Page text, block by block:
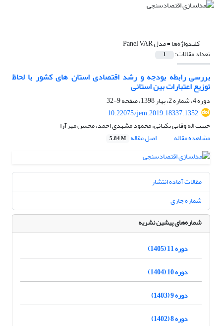
کلیدواژه‌ها =مدل Panel VAR
تعداد مقالات: 1
بررسی رابطه بودجه و رشد اقتصادی استان های کشور با لحاظ
توزیع اعتبارات بین استانی
دوره 4، شماره 2، بهار 1398، صفحه
9-32
10.22075/jem.2019.18337.1352
حبیب اله وفایی بکیانی، محمود مشهدی احمد، محسن مهرآرا
مشاهده مقاله
اصل مقاله 5.84 M
مقالات آماده انتشار
شماره جاری
شماره‌های پیشین نشریه
دوره 11 (1405)
دوره 10 (1404)
دوره 9 (1403)
دوره 8 (1402)